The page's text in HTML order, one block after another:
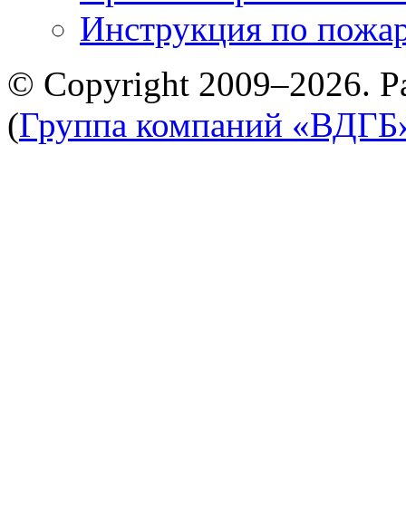
Инструкция по
© Copyright 2009–2026.
(Группа компаний